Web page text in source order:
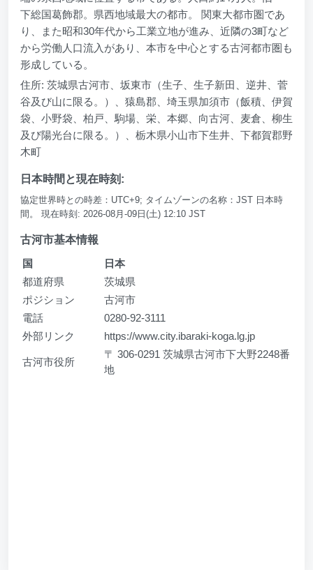
下総国葛飾郡。県西地域最大の都市。 関東大都市圏であ
り、また昭和30年代から工業立地が進み、近隣の3町など
から労働人口流入があり、本市を中心とする古河都市圏も
形成している。
住所: 茨城県古河市、坂東市（生子、生子新田、逆井、菅
谷及び山に限る。）、猿島郡、埼玉県加須市（飯積、伊賀
袋、小野袋、柏戸、駒場、栄、本郷、向古河、麦倉、柳生
及び陽光台に限る。）、栃木県小山市下生井、下都賀郡野
木町
日本時間と現在時刻:
協定世界時との時差：UTC+9; タイムゾーンの名称：JST 日本時
間。 現在時刻: 2026-08月-09日(土) 12:10 JST
古河市基本情報
国
日本
都道府県
茨城県
ポジション
古河市
電話
0280-92-3111
外部リンク
https://www.city.ibaraki-koga.lg.jp
古河市役所
〒 306-0291 茨城県古河市下大野2248番
地